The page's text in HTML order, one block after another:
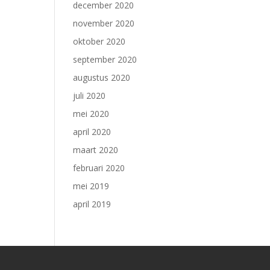
december 2020
november 2020
oktober 2020
september 2020
augustus 2020
juli 2020
mei 2020
april 2020
maart 2020
februari 2020
mei 2019
april 2019